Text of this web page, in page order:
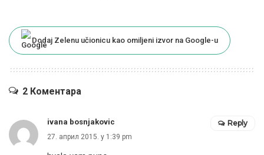
Dodaj Zelenu učionicu kao omiljeni izvor na Google-u
2 Коментара
ivana bosnjakovic
27. април 2015. у 1:39 pm
Reply